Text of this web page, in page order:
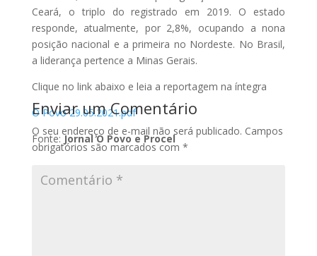
Ceará, o triplo do registrado em 2019. O estado
responde, atualmente, por 2,8%, ocupando a nona
posição nacional e a primeira no Nordeste. No Brasil,
a liderança pertence a Minas Gerais.
Clique no link abaixo e leia a reportagem na íntegra
O Povo 29.05.2021.pdf
Fonte:Jornal O Povo e Procel
Enviar um Comentário
O seu endereço de e-mail não será publicado. Campos
obrigatórios são marcados com *